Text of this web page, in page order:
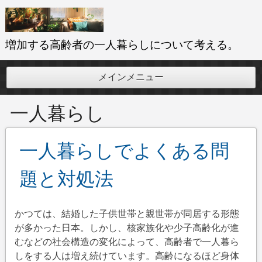
コ
ン
テ
ツ
ス
ッ
増加する高齢者の一人暮らしについて考える。
メインメニュー
一人暮らし
一人暮らしでよくある問
題と対処法
かつては、結婚した子供世帯と親世帯が同居する形態
が多かった日本。しかし、核家族化や少子高齢化が進
むなどの社会構造の変化によって、高齢者で一人暮ら
しをする人は増え続けています。高齢になるほど身体